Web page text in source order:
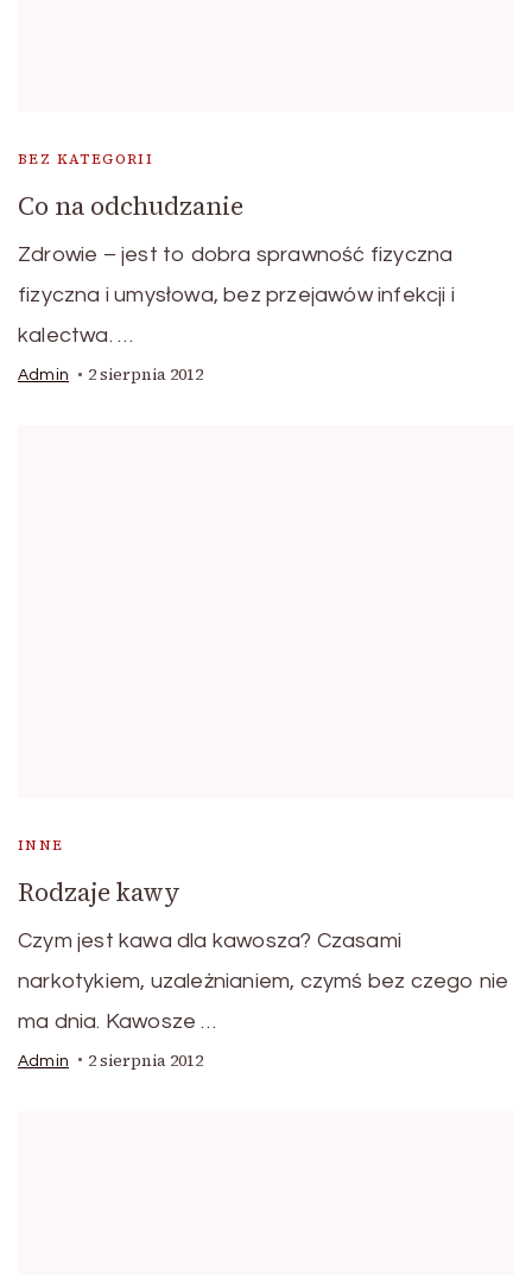
BEZ KATEGORII
Co na odchudzanie
Zdrowie – jest to dobra sprawność fizyczna
fizyczna i umysłowa, bez przejawów infekcji i
kalectwa. …
Admin 2 sierpnia 2012
INNE
Rodzaje kawy
Czym jest kawa dla kawosza? Czasami
narkotykiem, uzależnianiem, czymś bez czego nie
ma dnia. Kawosze …
Admin 2 sierpnia 2012